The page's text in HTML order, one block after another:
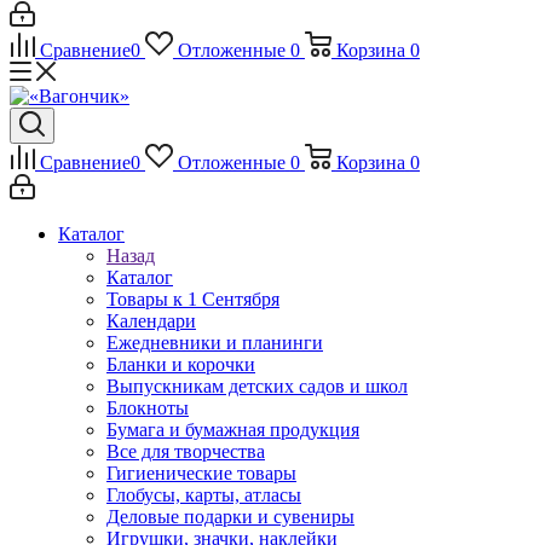
Сравнение0 Отложенные 0 Корзина 0
Сравнение0 Отложенные 0 Корзина 0
Каталог
Назад
Каталог
Товары к 1 Сентября
Календари
Ежедневники и планинги
Бланки и корочки
Выпускникам детских садов и школ
Блокноты
Бумага и бумажная продукция
Все для творчества
Гигиенические товары
Глобусы, карты, атласы
Деловые подарки и сувениры
Игрушки, значки, наклейки